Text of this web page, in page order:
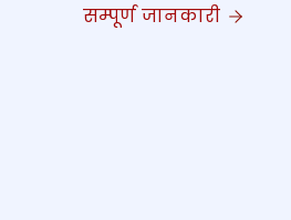
सम्पूर्ण जानकारी